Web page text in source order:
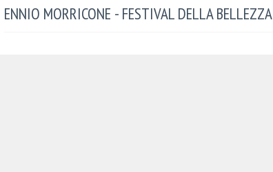
ENNIO MORRICONE - FESTIVAL DELLA BELLEZZA